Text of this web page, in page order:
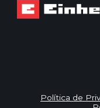
Política de